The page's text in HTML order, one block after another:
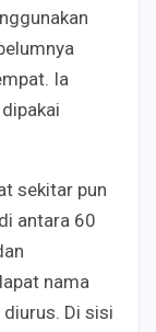
Ia
sekitar pun
antara 60
nama
Di sisi